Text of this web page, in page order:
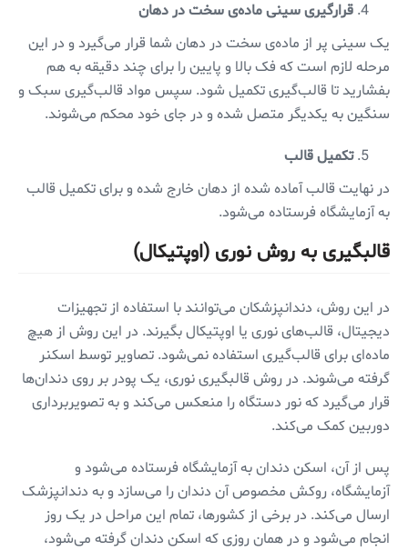
قرارگیری سینی ماده‌ی سخت در دهان
یک سینی پر از ماده‌ی سخت در دهان شما قرار می‌گیرد و در این
مرحله لازم است که فک بالا و پایین را برای چند دقیقه به هم
بفشارید تا قالب‌گیری تکمیل شود. سپس مواد قالب‌گیری سبک و
سنگین به یکدیگر متصل شده و در جای خود محکم می‌شوند.
تکمیل قالب
در نهایت قالب آماده شده از دهان خارج شده و برای تکمیل قالب
به آزمایشگاه فرستاده می‌شود.
قالبگیری به روش نوری (‌اوپتیکال)
در این روش، دندانپزشکان می‌توانند با استفاده از تجهیزات
دیجیتال، قالب‌های نوری یا اوپتیکال بگیرند. در این روش از هیچ
ماده‌ای برای قالب‌گیری استفاده نمی‌شود. تصاویر توسط اسکنر
گرفته می‌شوند. در روش قالبگیری نوری، یک پودر بر روی دندان‌ها
قرار می‌گیرد که نور دستگاه را منعکس می‌کند و به تصویربرداری
دوربین کمک می‌کند.
پس از آن، اسکن دندان به آزمایشگاه فرستاده می‌شود و
آزمایشگاه، روکش مخصوص آن دندان را می‌سازد و به دندانپزشک
ارسال می‌کند. در برخی از کشورها، تمام این مراحل در یک روز
انجام می‌شود و در همان روزی که اسکن دندان گرفته می‌شود،